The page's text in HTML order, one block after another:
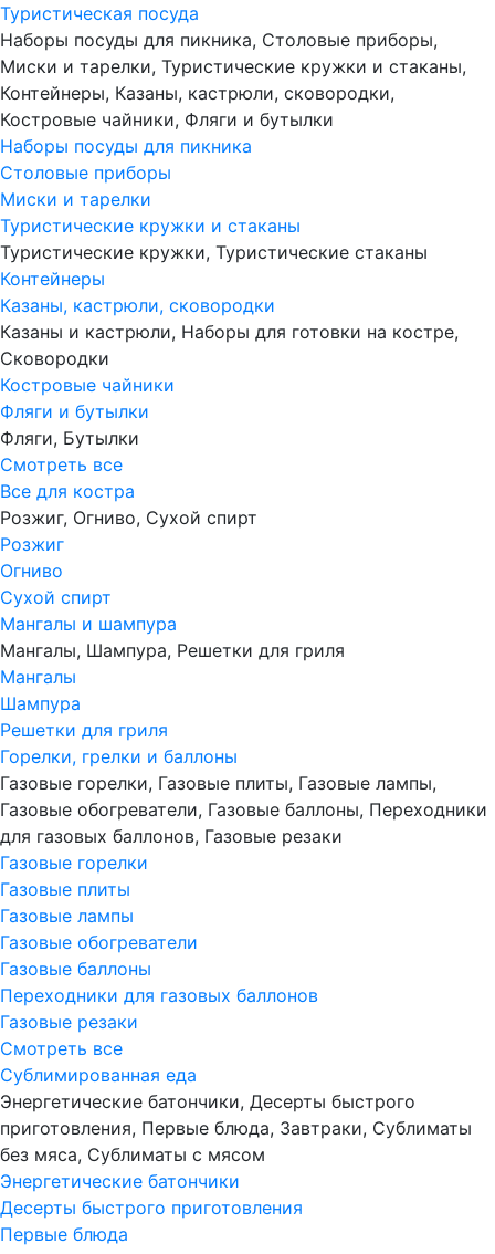
Туристическая посуда
Наборы посуды для пикника, Столовые приборы,
Миски и тарелки, Туристические кружки и стаканы,
Контейнеры, Казаны, кастрюли, сковородки,
Костровые чайники, Фляги и бутылки
Наборы посуды для пикника
Столовые приборы
Миски и тарелки
Туристические кружки и стаканы
Туристические кружки, Туристические стаканы
Контейнеры
Казаны, кастрюли, сковородки
Казаны и кастрюли, Наборы для готовки на костре,
Сковородки
Костровые чайники
Фляги и бутылки
Фляги, Бутылки
Смотреть все
Все для костра
Розжиг, Огниво, Сухой спирт
Розжиг
Огниво
Сухой спирт
Мангалы и шампура
Мангалы, Шампура, Решетки для гриля
Мангалы
Шампура
Решетки для гриля
Горелки, грелки и баллоны
Газовые горелки, Газовые плиты, Газовые лампы,
Газовые обогреватели, Газовые баллоны, Переходники
для газовых баллонов, Газовые резаки
Газовые горелки
Газовые плиты
Газовые лампы
Газовые обогреватели
Газовые баллоны
Переходники для газовых баллонов
Газовые резаки
Смотреть все
Сублимированная еда
Энергетические батончики, Десерты быстрого
приготовления, Первые блюда, Завтраки, Сублиматы
без мяса, Сублиматы с мясом
Энергетические батончики
Десерты быстрого приготовления
Первые блюда